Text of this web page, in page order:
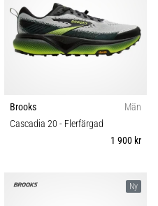
Brooks
Män
Cascadia 20 - Flerfärgad
1 900 kr
Ny